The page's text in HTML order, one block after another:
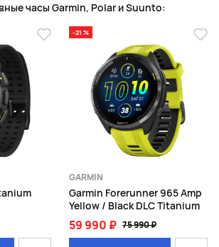
часы Garmin, Polar и Suunto:
-21 %
GARMIN
Garmin Forerunner 965 Amp
Yellow / Black DLC Titanium
59 990 ₽ 75 990 ₽